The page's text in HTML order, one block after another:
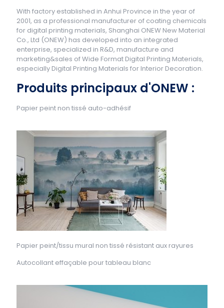
With factory established in Anhui Province in the year of
2001, as a professional manufacturer of coating chemicals
for digital printing materials, Shanghai ONEW New Material
Co., Ltd (ONEW) has developed into an integrated
enterprise, specialized in R&D, manufacture and
marketing&sales of Wide Format Digital Printing Materials,
especially Digital Printing Materials for Interior Decoration.
Produits principaux d'ONEW :
Papier peint non tissé auto-adhésif
Papier peint/tissu mural non tissé résistant aux rayures
Autocollant effaçable pour tableau blanc